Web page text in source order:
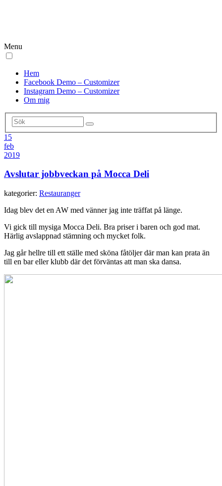
Menu
Hem
Facebook Demo – Customizer
Instagram Demo – Customizer
Om mig
15
feb
2019
Avslutar jobbveckan på Mocca Deli
kategorier: Restauranger
Idag blev det en AW med vänner jag inte träffat på länge.
Vi gick till mysiga Mocca Deli. Bra priser i baren och god mat.
Härlig avslappnad stämning och mycket folk.
Jag går hellre till ett ställe med sköna fåtöljer där man kan prata än
till en bar eller klubb där det förväntas att man ska dansa.